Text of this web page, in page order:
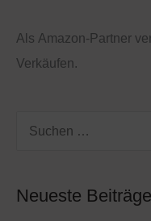
Als Amazon-Partner
Verkäufen.
Neueste Beiträge